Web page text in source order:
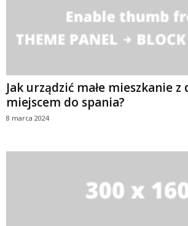
Jak urządzić małe mieszkanie
miejscem do spania?
8 marca 2024